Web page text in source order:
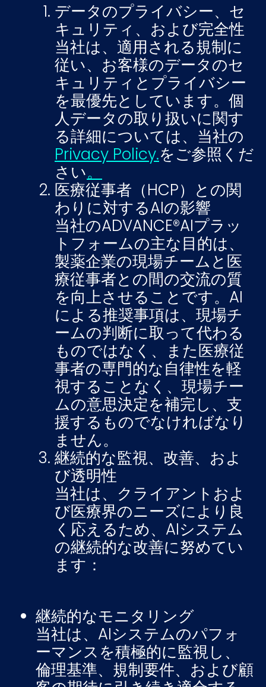
データのプライバシー、セ
キュリティ、および完全性
当社は、適用される規制に
従い、お客様のデータのセ
キュリティとプライバシー
を最優先としています。個
人データの取り扱いに関す
る詳細については、当社の
Privacy Policy.をご参照くだ
さい。
医療従事者（HCP）との関
わりに対するAIの影響
当社のADVANCE®AIプラッ
トフォームの主な目的は、
製薬企業の現場チームと医
療従事者との間の交流の質
を向上させることです。AI
による推奨事項は、現場チ
ームの判断に取って代わる
ものではなく、また医療従
事者の専門的な自律性を軽
視することなく、現場チー
ムの意思決定を補完し、支
援するものでなければなり
ません。
継続的な監視、改善、およ
び透明性
当社は、クライアントおよ
び医療界のニーズにより良
く応えるため、AIシステム
の継続的な改善に努めてい
ます：
継続的なモニタリング
当社は、AIシステムのパフォ
ーマンスを積極的に監視し、
倫理基準、規制要件、および顧